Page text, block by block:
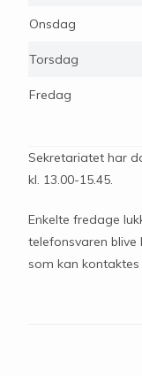
Onsdag
Torsdag
Fredag
Sekretariatet har
kl. 13.00-15.45.
Enkelte fredage
telefonsvaren
som kan